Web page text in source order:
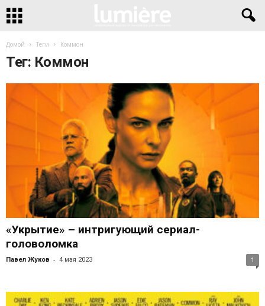
Домой Теги Коммон
Тег: Коммон
«Укрытие» – интригующий сериал-
головоломка
Павел Жуков - 4 мая 2023 1